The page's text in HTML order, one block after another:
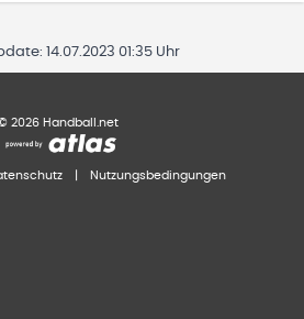
14.07.2023 01:35 Uhr
2026 Handball.net
Nutzungsbedingungen